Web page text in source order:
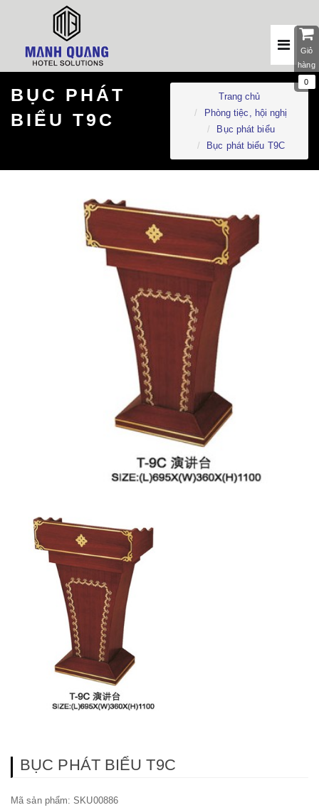
Giỏ
hàng
0
BỤC PHÁT
BIỂU T9C
Trang chủ
Phòng tiệc, hội nghị
Bục phát biểu
Bục phát biểu T9C
BỤC PHÁT BIỂU T9C
Mã sản phẩm: SKU00886